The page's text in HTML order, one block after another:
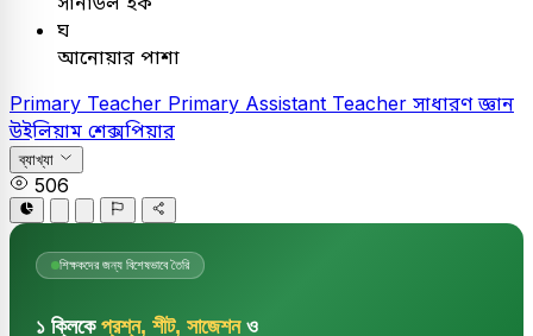
ঘ
আনোয়ার পাশা
Primary Teacher Primary Assistant Teacher সাধারণ জ্ঞান
উইলিয়াম শেক্সপিয়ার
ব্যাখ্যা
506
শিক্ষকদের জন্য বিশেষভাবে তৈরি
১ ক্লিকে প্রশ্ন, শীট, সাজেশনও